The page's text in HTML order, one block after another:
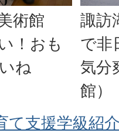
術館
！おも
ね
諏訪
で非
気分
館）
て支援学級紹